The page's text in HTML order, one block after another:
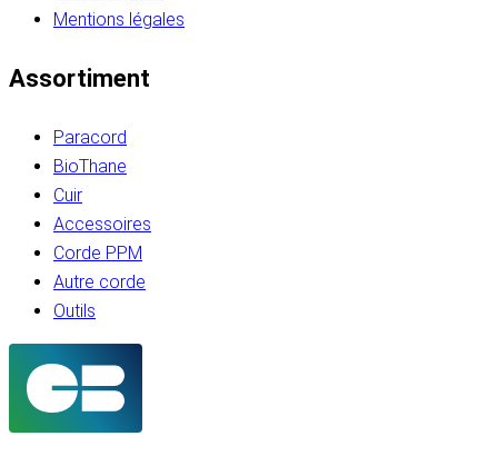
Mentions légales
Assortiment
Paracord
BioThane
Cuir
Accessoires
Corde PPM
Autre corde
Outils